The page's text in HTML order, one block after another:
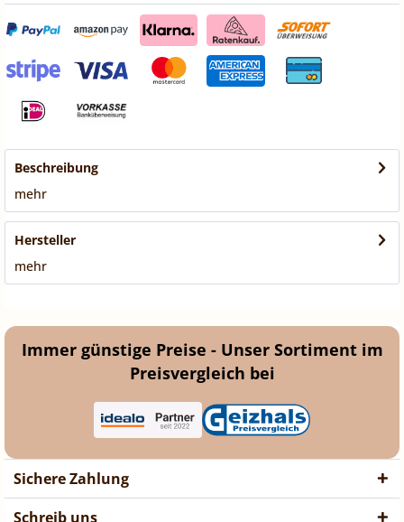
Beschreibung
mehr
Hersteller
mehr
Immer günstige Preise - Unser Sortiment im
Preisvergleich bei
Sichere Zahlung
Schreib uns